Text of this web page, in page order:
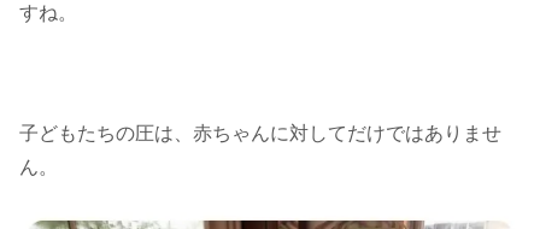
すね。
子どもたちの圧は、赤ちゃんに対してだけではありませ
ん。